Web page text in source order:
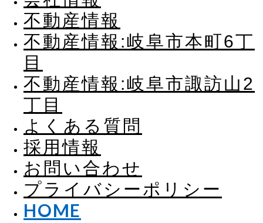
不動産情報
不動産情報:岐阜市本町6丁
目
不動産情報:岐阜市諏訪山2
丁目
よくある質問
採用情報
お問い合わせ
プライバシーポリシー
HOME